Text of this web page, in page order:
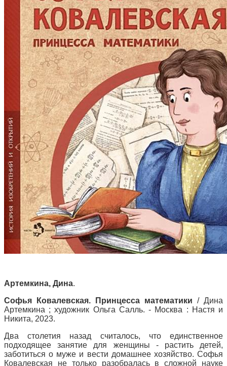
Артемкина, Дина.
Софья Ковалевская. Принцесса математики / Дина
Артемкина ; художник Ольга Салль. - Москва : Настя и
Никита, 2023.
Два столетия назад считалось, что единственное
подходящее занятие для женщины - растить детей,
заботиться о муже и вести домашнее хозяйство. Софья
Ковалевская не только разобралась в сложной науке